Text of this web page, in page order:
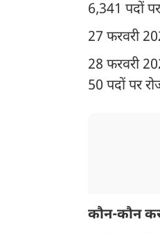
6,341 पदों पर
27 फरवरी
28 फरवरी
50 पदों पर
कौन-कौन